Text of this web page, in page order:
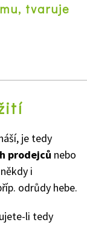
tvaruje
je tedy
prodejců nebo
i
odrůdy hebe.
li tedy